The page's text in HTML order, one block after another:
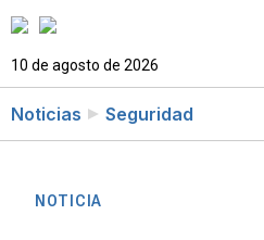
10 de agosto de 2026
Noticias Seguridad
NOTICIA